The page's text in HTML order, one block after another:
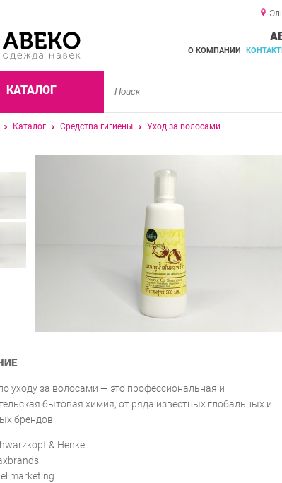
О КОМПАНИИ
КАТАЛОГ
Каталог Средства гигиены Уход за волосами
уходу за волосами — это профессиональная и
бытовая химия, от ряда известных глобальных и
брендов:
& Henkel
marketing